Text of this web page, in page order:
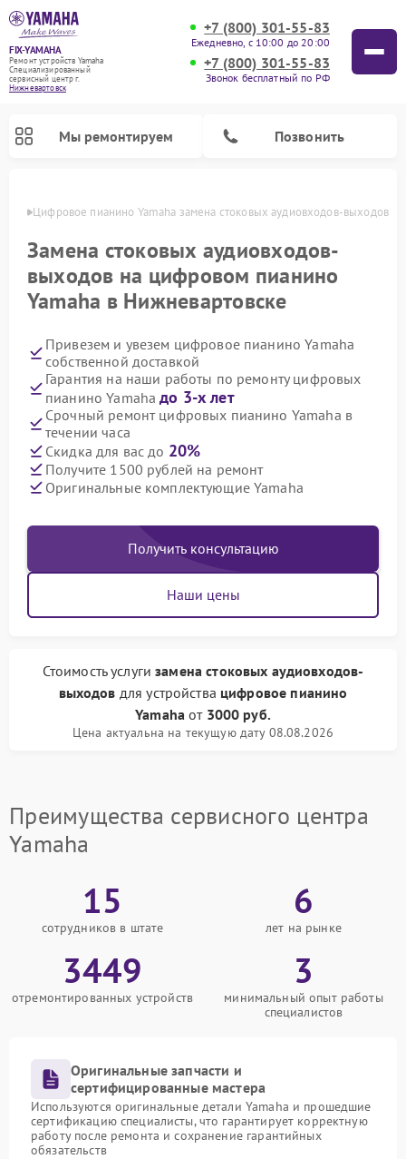
FIX-YAMAHA
Ремонт устройств Yamaha
Специализированный
cервисный центр г.
Нижневартовск
+7 (800) 301-55-83
Ежедневно, с 10:00 до 20:00
+7 (800) 301-55-83
Звонок бесплатный по РФ
Мы ремонтируем Позвонить
Цифровое пианино Yamaha замена стоковых аудиовходов-выходов
Замена стоковых аудиовходов-
выходов на цифровом пианино
Yamaha в Нижневартовске
Привезем и увезем цифровое пианино Yamaha
собственной доставкой
Гарантия на наши работы по ремонту цифровых
пианино Yamahaдо 3-х лет
Срочный ремонт цифровых пианино Yamaha в
течении часа
Скидка для вас до 20%
Получите 1500 рублей на ремонт
Оригинальные комплектующие Yamaha
Получить консультацию
Наши цены
Стоимость услугизамена стоковых аудиовходов-
выходов для устройства цифровое пианино
Yamahaот 3000 руб.
Цена актуальна на текущую дату 08.08.2026
Преимущества сервисного центра
Yamaha
15
сотрудников в штате
6
лет на рынке
3449
отремонтированных устройств
3
минимальный опыт работы
специалистов
Оригинальные запчасти и
сертифицированные мастера
Используются оригинальные детали Yamaha и прошедшие
сертификацию специалисты, что гарантирует корректную
работу после ремонта и сохранение гарантийных
обязательств